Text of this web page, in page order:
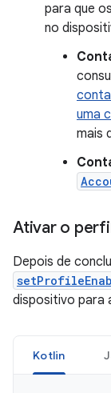
para que
no
uma
mais
Ativar o
Depois de
dispositivo para
Kotlin